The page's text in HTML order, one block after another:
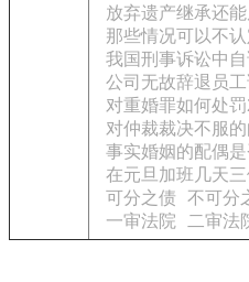
放弃遗产继承还
那些情况可以不
我国刑事诉讼中
公司无故辞退员
对重婚罪如何处罚
对仲裁裁决不服
事实婚姻的配偶
在元旦加班几天
可分之债
不可分
一审法院
二审法